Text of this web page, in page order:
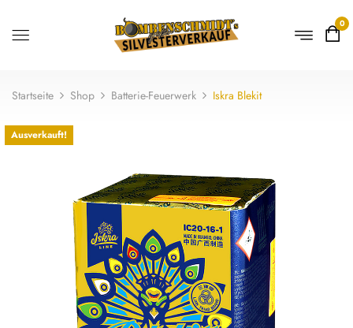
0
Startseite Shop Batterie-Feuerwerk Iskra Blekit
Ausverkauft!